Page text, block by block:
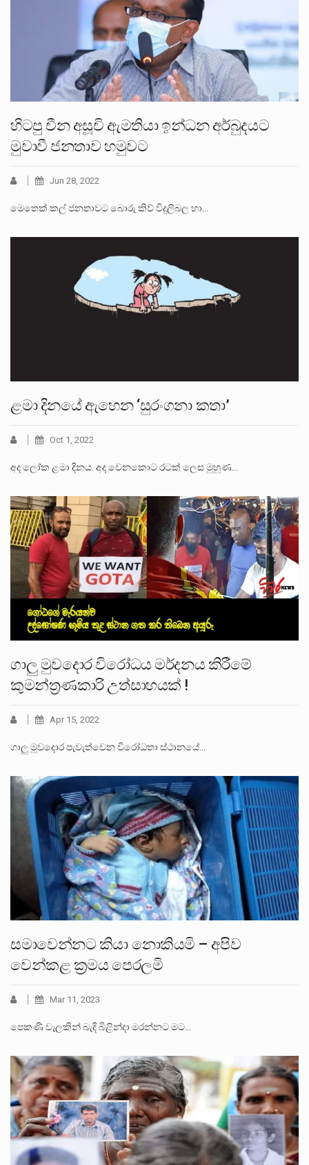
හිටපු චීන අසූචි ඇමතියා ඉන්ධන අර්බුදයට
මුවාවී ජනතාව හමුවට
Jun 28, 2022
මෙතෙක් කල් ජනතාවට බොරු කිව් විදුලිබල හා…
ළමා දිනයේ ඇහෙන ‘සුරංගනා කතා’
Oct 1, 2022
අද ලෝක ළමා දිනය. අද වෙනකොට රටක් ලෙස මුහුණ…
ගාලු මුවදොර විරෝධය මර්දනය කිරීමේ
කුමන්ත්‍රණකාරි උත්සාහයක් !
Apr 15, 2022
ගාලු මුවදොර පැවැත්වෙන විරෝධතා ස්ථානයේ…
සමාවෙන්නට කියා නොකියමි – අපිව
වෙන්කළ ක්‍රමය පෙරලමි
Mar 11, 2023
පෙකණි වැලකින් බැදි බිළින්දා මරන්නට මට…